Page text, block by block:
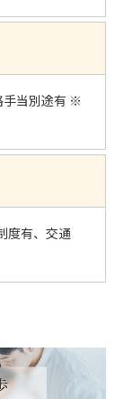
当別途有 ※
度有、交通